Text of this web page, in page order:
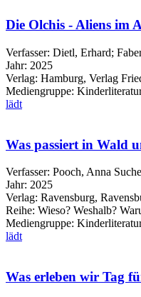
Die Olchis - Aliens im
Verfasser: Dietl, Erhard;
Jahr: 2025
Verlag: Hamburg, Verlag
Mediengruppe:
lädt
Was passiert in Wald
Verfasser: Pooch, Anna
Jahr: 2025
Verlag: Ravensburg,
Reihe: Wieso? Weshalb?
Mediengruppe:
lädt
Was erleben wir Tag